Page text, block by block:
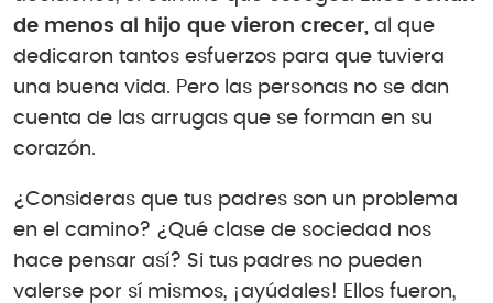
de menos al hijo que vieron crecer, al que
dedicaron tantos esfuerzos para que tuviera
una buena vida. Pero las personas no se dan
cuenta de las arrugas que se forman en su
corazón.
¿Consideras que tus padres son un problema
en el camino? ¿Qué clase de sociedad nos
hace pensar así? Si tus padres no pueden
valerse por sí mismos, ¡ayúdales! Ellos fueron,